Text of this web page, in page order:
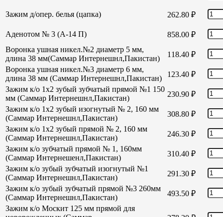
Зажим д/опер. белья (цапка) 262.80 ₽
Аденотом № 3 (А-14 П) 858.00 ₽
Воронка ушная никел.№2 диаметр 5 мм,
длина 38 мм(Саммар Интернешнл,Пакистан)
118.40 ₽
Воронка ушная никел.№3 диаметр 6 мм,
длина 38 мм (Саммар Интернешнл,Пакистан)
123.40 ₽
Зажим к/о 1х2 зубый зубчатый прямой №1 150
мм (Саммар Интернешнл,Пакистан)
230.90 ₽
Зажим к/о 1х2 зубый изогнутый № 2, 160 мм
(Саммар Интернешнл,Пакистан)
308.80 ₽
Зажим к/о 1х2 зубый прямой № 2, 160 мм
(Саммар Интернешнл,Пакистан)
246.30 ₽
Зажим к/о зубчатый прямой № 1, 160мм
(Саммар Интернешенл,Пакистан)
310.40 ₽
Зажим к/о зубый зубчатый изогнутый №1
(Саммар Интернешнл,Пакистан)
291.30 ₽
Зажим к/о зубый зубчатый прямой №3 260мм
(Саммар Интернешнл,Пакистан)
493.50 ₽
Зажим к/о Москит 125 мм прямой для